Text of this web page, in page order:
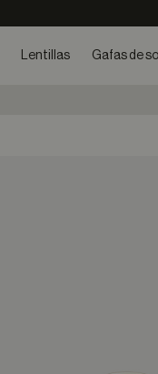
Lentillas Gafas de sol